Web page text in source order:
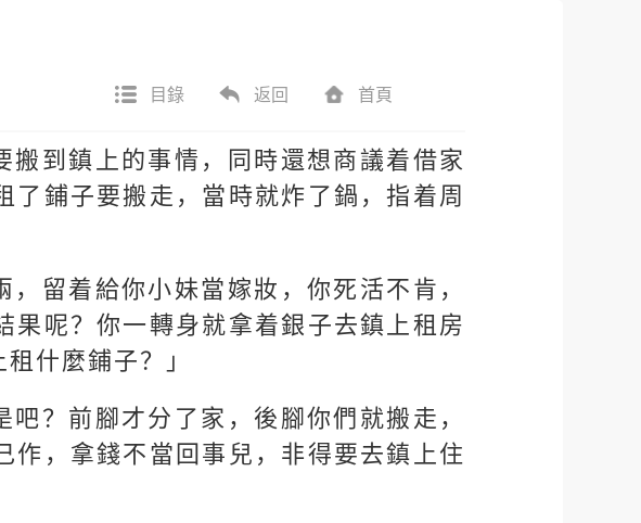
目錄 返回 首頁
到鎮上的事情，同時還想商議着借家
鋪子要搬走，當時就炸了鍋，指着周
留着給你小妹當嫁妝，你死活不肯，
果呢？你一轉身就拿着銀子去鎮上租房
什麼鋪子？」
？前腳才分了家，後腳你們就搬走，
，拿錢不當回事兒，非得要去鎮上住